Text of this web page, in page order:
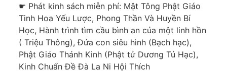
☛ Phát kinh sách miễn phí: Mật Tông Phật Giáo
Tinh Hoa Yếu Lược, Phong Thần Và Huyền Bí
Học, Hành trình tìm cầu bình an của một linh hồn
( Triệu Thông), Đứa con siêu hình (Bạch hạc),
Phật Giáo Thánh Kinh (Phật tử Dương Tú Hạc),
Kinh Chuẩn Đề Đà La Ni Hội Thích